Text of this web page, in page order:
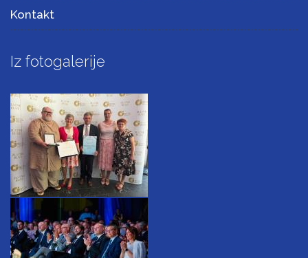
Kontakt
Iz fotogalerije